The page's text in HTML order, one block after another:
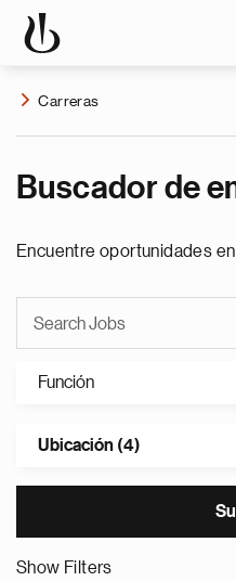
Carreras
Buscador de
Encuentre oportunidades
Función
Ubicación (4)
Show Filters